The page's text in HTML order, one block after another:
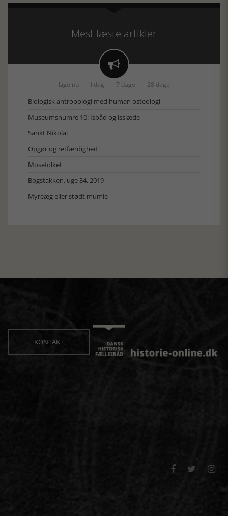
Mest læste artikler

Lige nu I dag 7 dage 28 dage
Biologisk antropologi med human osteologi
Museumsnumre 10: Isbåd og isslæde
Sankt Nikolaj
Opgør og retfærdighed
Mosefolket
Bogstakken, uge 34, 2019
Myreæg eller stødt mumie
KONTAKT
  